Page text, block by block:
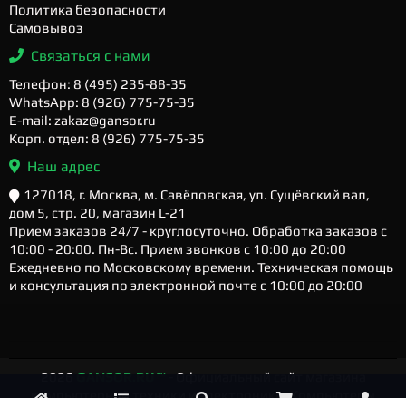
Политика безопасности
Самовывоз
Связаться с нами
Телефон: 8 (495) 235-88-35
WhatsApp: 8 (926) 775-75-35
E-mail: zakaz@gansor.ru
Корп. отдел: 8 (926) 775-75-35
Наш адрес
127018, г. Москва, м. Савёловская, ул. Сущёвский вал,
дом 5, стр. 20, магазин L-21
Прием заказов 24/7 - круглосуточно. Обработка заказов с
10:00 - 20:00. Пн-Вс. Прием звонков с 10:00 до 20:00
Ежедневно по Московскому времени. Техническая помощь
и консультация по электронной почте с 10:00 до 20:00
2026GANSOR.RU ™- Официальный сайт магазина
компьютерной техники и электроники. Компьютеры